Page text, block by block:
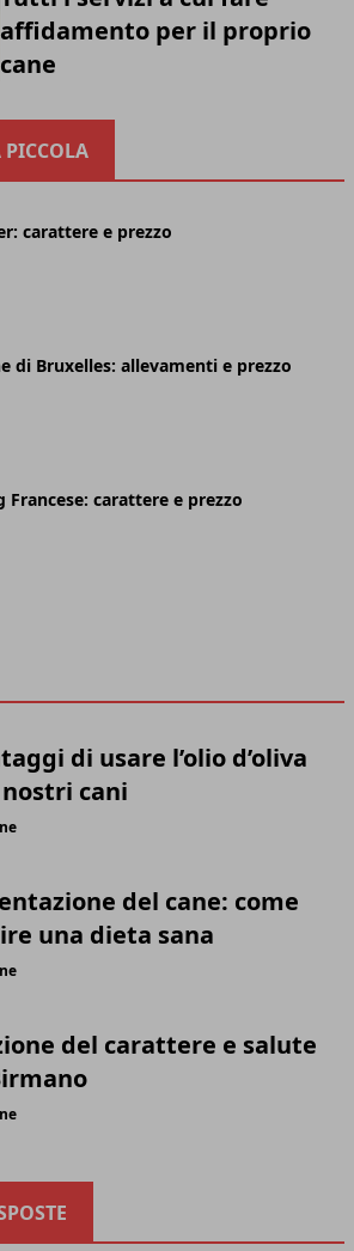
affidamento per il proprio
cane
carattere e prezzo
di Bruxelles: allevamenti e prezzo
Francese: carattere e prezzo
di usare l’olio d’oliva
cani
del cane: come
una dieta sana
del carattere e salute